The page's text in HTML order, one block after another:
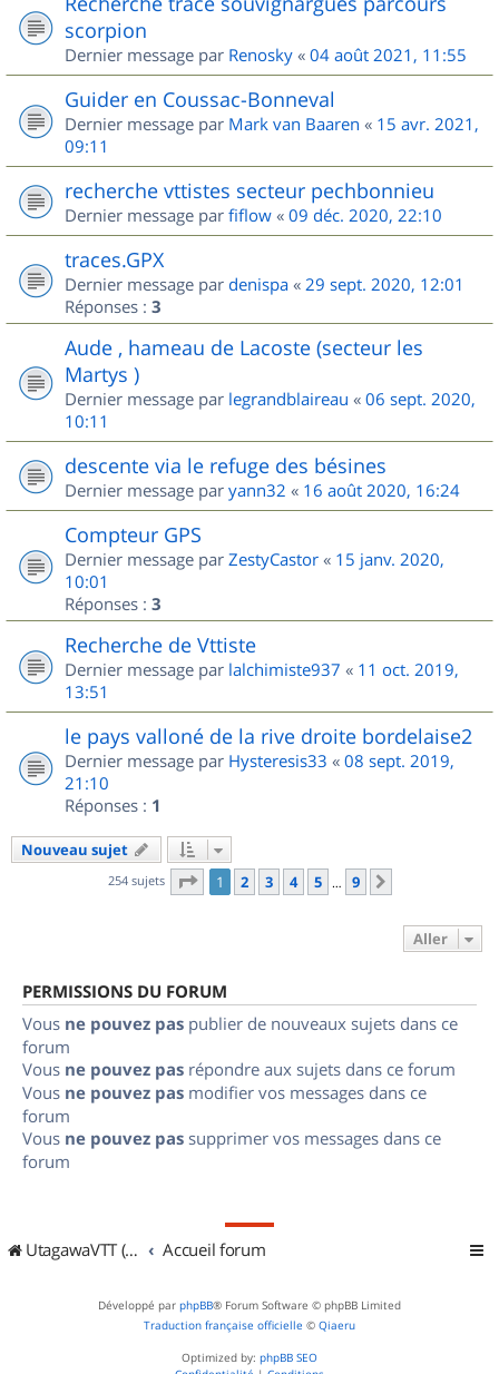
scorpion
Dernier message par Renosky « 04 août 2021, 11:55
Guider en Coussac-Bonneval
Dernier message par Mark van Baaren « 15 avr. 2021,
09:11
recherche vttistes secteur pechbonnieu
Dernier message par fiflow « 09 déc. 2020, 22:10
traces.GPX
Dernier message par denispa « 29 sept. 2020, 12:01
Réponses : 3
Aude , hameau de Lacoste (secteur les
Martys )
Dernier message par legrandblaireau « 06 sept. 2020,
10:11
descente via le refuge des bésines
Dernier message par yann32 « 16 août 2020, 16:24
Compteur GPS
Dernier message par ZestyCastor « 15 janv. 2020,
10:01
Réponses : 3
Recherche de Vttiste
Dernier message par lalchimiste937 « 11 oct. 2019,
13:51
le pays valloné de la rive droite bordelaise2
Dernier message par Hysteresis33 « 08 sept. 2019,
21:10
Réponses : 1
Nouveau sujet
254 sujets Page 1sur
1 2 3 4 5 … 9
Aller
PERMISSIONS DU FORUM
Vous ne pouvez pas publier de nouveaux sujets dans ce
forum
Vous ne pouvez pas répondre aux sujets dans ce forum
Vous ne pouvez pas modifier vos messages dans ce
forum
Vous ne pouvez pas supprimer vos messages dans ce
forum
UtagawaVTT (Randos VTT et VTTAE avec traces GPS) Accueil forum
Développé par phpBB® Forum Software © phpBB Limited
Traduction française officielle © Qiaeru
Optimized by: phpBB SEO